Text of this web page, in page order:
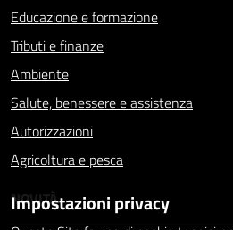
Educazione e formazione
Tributi e finanze
Ambiente
Salute, benessere e assistenza
Autorizzazioni
Agricoltura e pesca
NOVITÀ
Impostazioni privacy